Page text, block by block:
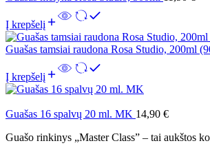
Į krepšelį
Guašas tamsiai raudona Rosa Studio, 200ml
Į krepšelį
Guašas 16 spalvų 20 ml. MK 14,90 €
Guašo rinkinys „Master Class” – tai aukštos